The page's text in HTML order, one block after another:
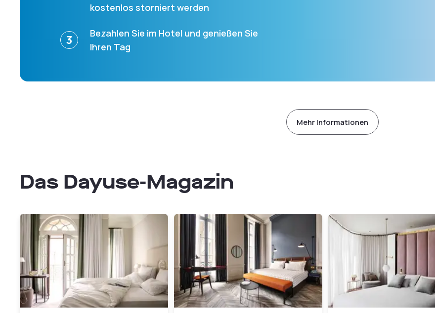
kostenlos storniert werden
3
Bezahlen Sie im Hotel und genießen Sie
Ihren Tag
Mehr Informationen
Das Dayuse-Magazin